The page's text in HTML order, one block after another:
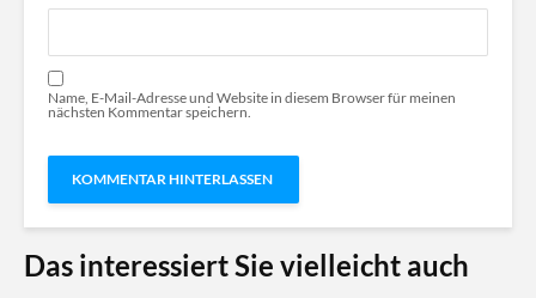
Name, E-Mail-Adresse und Website in diesem Browser für meinen
nächsten Kommentar speichern.
Das interessiert Sie vielleicht auch